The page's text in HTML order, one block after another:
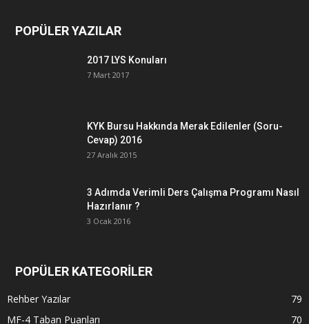
POPÜLER YAZILAR
2017 LYS Konuları
7 Mart 2017
KYK Bursu Hakkında Merak Edilenler (Soru-
Cevap) 2016
27 Aralık 2015
3 Adımda Verimli Ders Çalışma Programı Nasıl
Hazırlanır ?
3 Ocak 2016
POPÜLER KATEGORİLER
Rehber Yazılar
79
MF-4 Taban Puanları
70